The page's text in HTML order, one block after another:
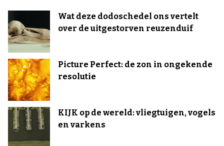
Wat deze dodoschedel ons vertelt
over de uitgestorven reuzenduif
Picture Perfect: de zon in ongekende
resolutie
KIJK op de wereld: vliegtuigen, vogels
en varkens